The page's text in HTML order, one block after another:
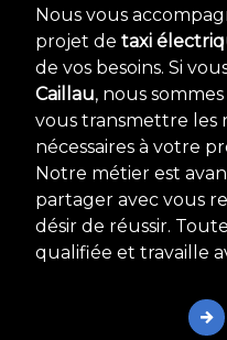
Nous vous
projet de taxi
de vos besoins. Si
Caillau, nous
vous transmettre les
nécessaires à votre
Notre métier est
partager avec vous
désir de réussir.
qualifiée et travaille